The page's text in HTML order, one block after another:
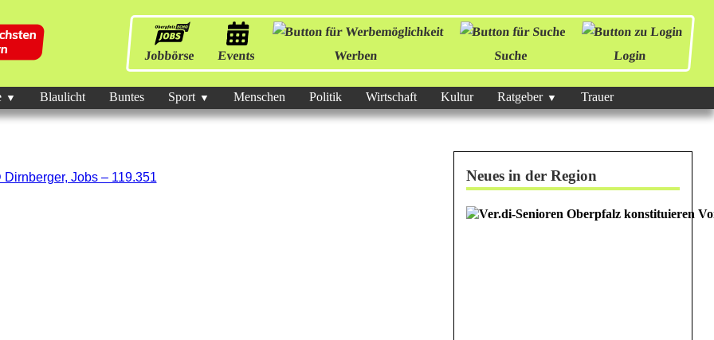
Jobbörse Events Werben Suche Login
Blaulicht Buntes Sport Menschen Politik Wirtschaft Kultur Ratgeber Trauer
Neues in der Region